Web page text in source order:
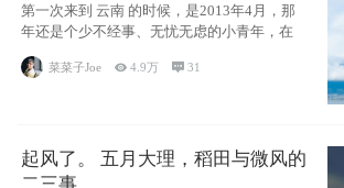
第一次来到 云南 的时候，是2013年4月，那
年还是个少不经事、无忧无虑的小青年，在
菜菜子Joe 4.9万  31
起风了。 五月大理，稻田与微风的